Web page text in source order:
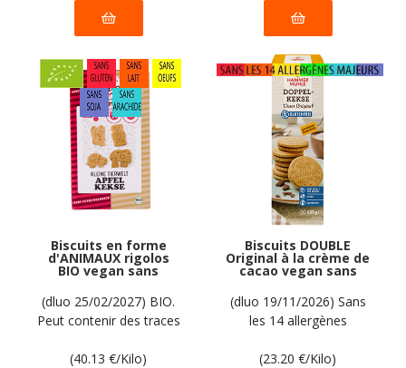
Biscuits en forme
d'ANIMAUX rigolos
BIO vegan sans
gluten sans lait sans
oeufs sans soja sans
arachide Werz : 150
grammes
(dluo 25/02/2027) BIO.
Peut contenir des traces
d'autres traces
(40.13 €/Kilo)
Biscuits DOUBLE
Original à la crème de
cacao vegan sans
allergènes
Hammermülhe : 225
grammes
(dluo 19/11/2026) Sans
les 14 allergènes
(23.20 €/Kilo)